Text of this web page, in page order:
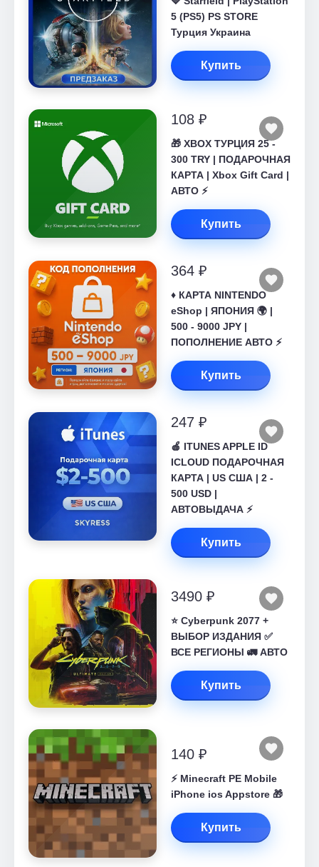
5 (PS5) PS STORE
Турция Украина
Купить
108 ₽
🎁 XBOX ТУРЦИЯ 25 -
300 TRY | ПОДАРОЧНАЯ
КАРТА | Xbox Gift Card |
АВТО ⚡
Купить
364 ₽
♦️ КАРТА NINTENDO
eShop | ЯПОНИЯ 🌍 |
500 - 9000 JPY |
ПОПОЛНЕНИЕ АВТО ⚡
Купить
247 ₽
🍎 ITUNES APPLE ID
ICLOUD ПОДАРОЧНАЯ
КАРТА | US США | 2 -
500 USD |
АВТОВЫДАЧА ⚡️
Купить
3490 ₽
⭐ Cyberpunk 2077 +
ВЫБОР ИЗДАНИЯ ✅
ВСЕ РЕГИОНЫ 🚛 АВТО
Купить
140 ₽
⚡️ Minecraft PE Mobile
iPhone ios Appstore 🎁
Купить